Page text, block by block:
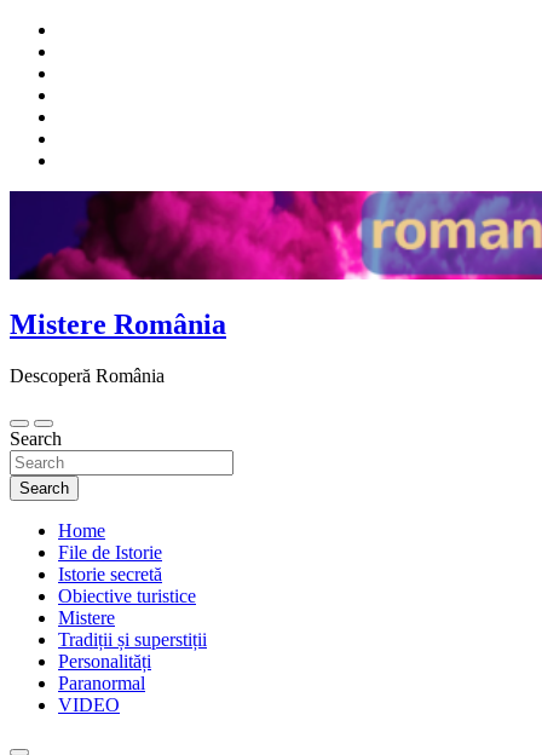
Skip
content
Mistere România
Descoperă România
Search
Search
Home
File de Istorie
Istorie secretă
Obiective turistice
Mistere
Tradiții și superstiții
Personalități
Paranormal
VIDEO